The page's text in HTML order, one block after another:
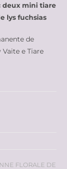
deux mini tiare
lys fuchsias
de
e Tiare
FLORALE DE